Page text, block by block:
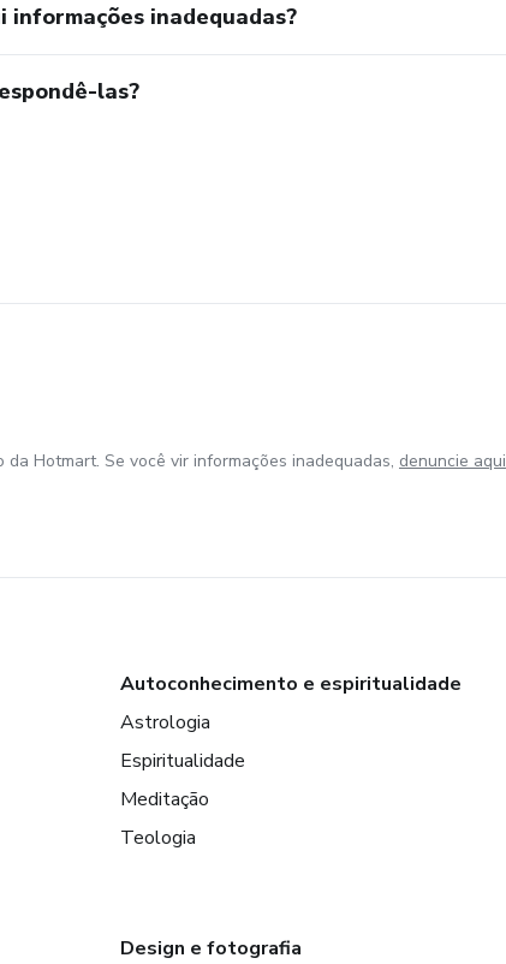
informações inadequadas?
las?
Hotmart. Se você vir informações inadequadas, denuncie aqui
Autoconhecimento e espiritualidade
Astrologia
Espiritualidade
Meditação
Teologia
Design e fotografia